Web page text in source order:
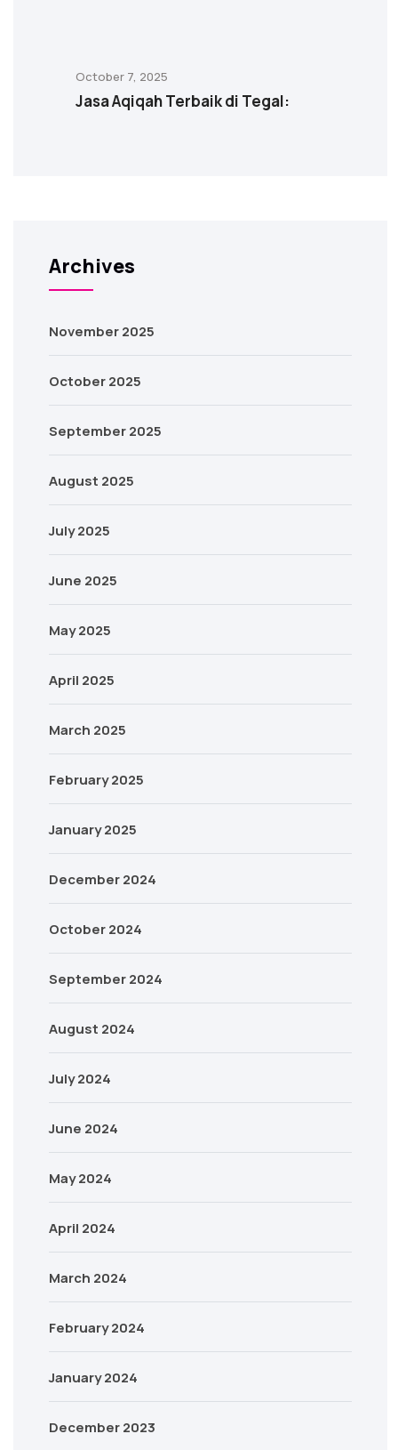
October 7, 2025
Jasa Aqiqah Terbaik di Tegal:
Archives
November 2025
October 2025
September 2025
August 2025
July 2025
June 2025
May 2025
April 2025
March 2025
February 2025
January 2025
December 2024
October 2024
September 2024
August 2024
July 2024
June 2024
May 2024
April 2024
March 2024
February 2024
January 2024
December 2023